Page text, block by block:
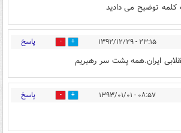
کلمه توضیح می دادید
۲۳:۱۵ - ۱۳۹۲/۱۲/۲۹ 0 پاسخ
ایران.همه پشت سر رهبریم
۰۸:۵۷ - ۱۳۹۳/۰۱/۰۱ 0 پاسخ